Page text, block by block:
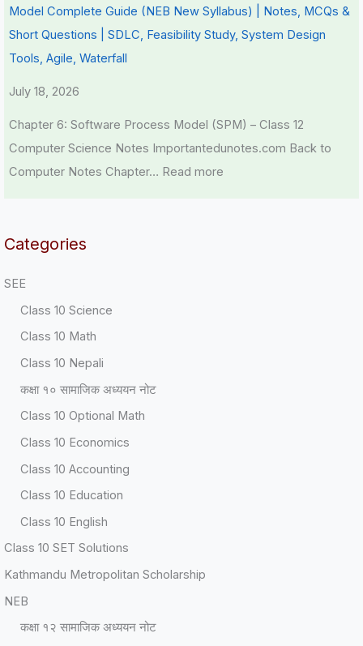
Model Complete Guide (NEB New Syllabus) | Notes, MCQs &
Short Questions | SDLC, Feasibility Study, System Design
Tools, Agile, Waterfall
July 18, 2026
Chapter 6: Software Process Model (SPM) – Class 12
Computer Science Notes Importantedunotes.com Back to
Computer Notes Chapter… Read more
Categories
SEE
Class 10 Science
Class 10 Math
Class 10 Nepali
कक्षा १० सामाजिक अध्ययन नोट
Class 10 Optional Math
Class 10 Economics
Class 10 Accounting
Class 10 Education
Class 10 English
Class 10 SET Solutions
Kathmandu Metropolitan Scholarship
NEB
कक्षा १२ सामाजिक अध्ययन नोट